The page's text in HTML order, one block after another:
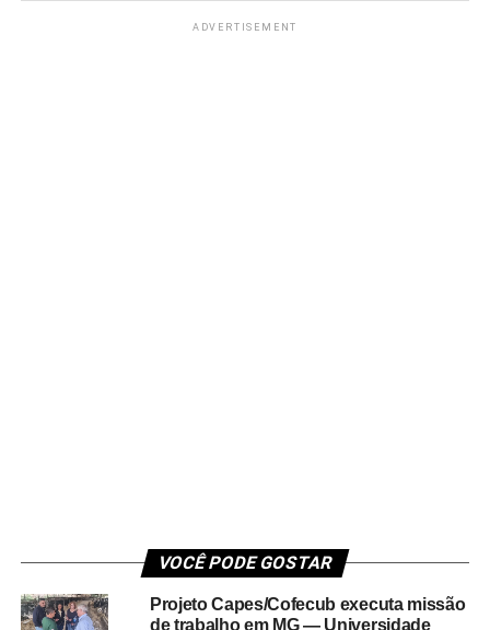
ADVERTISEMENT
VOCÊ PODE GOSTAR
Projeto Capes/Cofecub executa missão
de trabalho em MG — Universidade